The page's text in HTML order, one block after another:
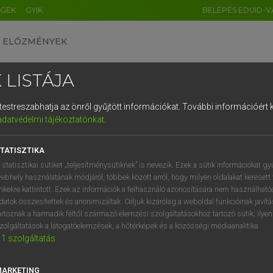
GYIK BELÉPÉS EDUID-
ELŐZMÉNYEK
egyetemes nagyszótár
VAN ELŐFIZETÉSED?
megtekintéséhez.
LISTÁJA
az önről gyűjtött információkat. További információért
tájékoztatónkat.
statisztikai sütiket „teljesítménysütiknek” is nevezik. Ezek a sütik információkat
használatának módjáról, többek között arról, hogy milyen oldalakat keresett
kattintott. Ezek az információk a felhasználó azonosítására nem
összesítettek és anonimizáltak. Céljuk kizárólag a weboldal funkcióinak
a harmadik féltől származó elemzési szolgáltatásokhoz tartozó sütik;
a látogatóelemzések, a hőtérképek és a közösségi médiaanalitika.
1 szolgáltatás
DE CN FR ES IT NL
1 2 3 4 5 6 7 8 9
q w e r t z u i
a s d f g h j k l é
í y x c v b n m , .